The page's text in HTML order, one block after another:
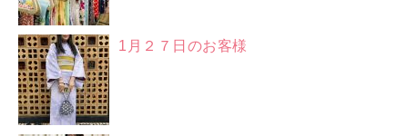
1月２７日のお客様